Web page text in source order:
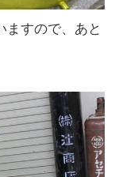
ますので、あと